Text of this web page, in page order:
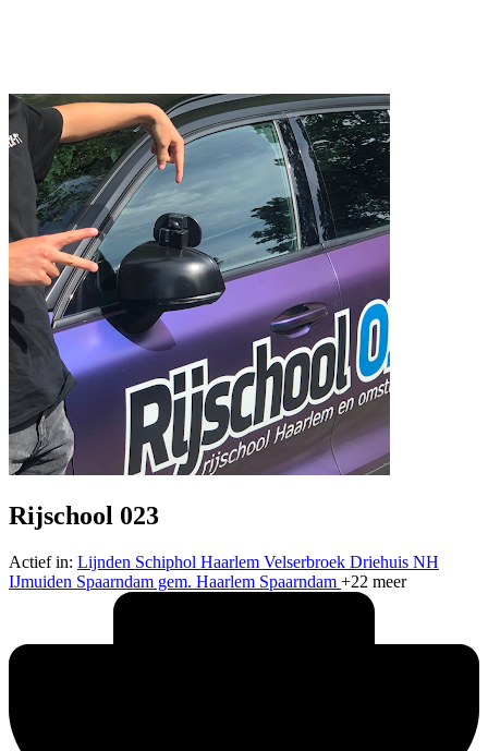
Rijschool 023
Actief in: Lijnden Schiphol Haarlem Velserbroek Driehuis NH
IJmuiden Spaarndam gem. Haarlem Spaarndam +22 meer